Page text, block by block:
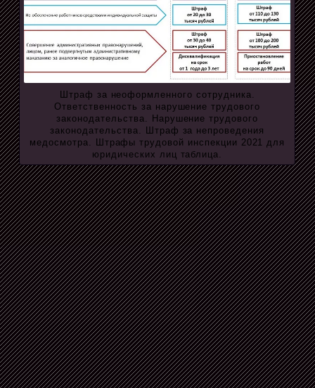
Штраф за неоформленного сотрудника.
Ответственность за нарушение трудового
законодательства. Нарушение трудового
законодательства. Штраф за непроведения
медосмотра. Штрафы трудовой инспекции 2021 для
юридических лиц таблица.